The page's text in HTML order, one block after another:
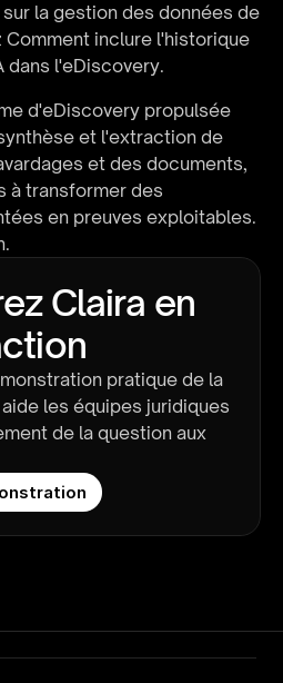
la gestion des données de
Comment inclure l'historique
dans l'eDiscovery.
d'eDiscovery propulsée
et l'extraction de
et des documents,
à transformer des
.
Claira en
pratique de la
les équipes juridiques
de la question aux